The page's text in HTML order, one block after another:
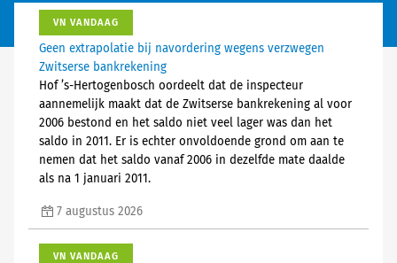
VN VANDAAG
Geen extrapolatie bij navordering wegens verzwegen
Zwitserse bankrekening
Hof ’s-Hertogenbosch oordeelt dat de inspecteur
aannemelijk maakt dat de Zwitserse bankrekening al voor
2006 bestond en het saldo niet veel lager was dan het
saldo in 2011. Er is echter onvoldoende grond om aan te
nemen dat het saldo vanaf 2006 in dezelfde mate daalde
als na 1 januari 2011.
7 augustus 2026
VN VANDAAG